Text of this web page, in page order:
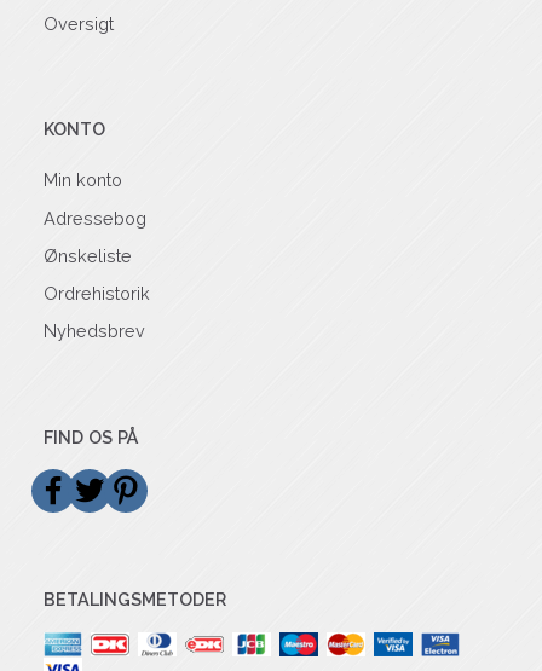
Oversigt
KONTO
Min konto
Adressebog
Ønskeliste
Ordrehistorik
Nyhedsbrev
FIND OS PÅ
BETALINGSMETODER